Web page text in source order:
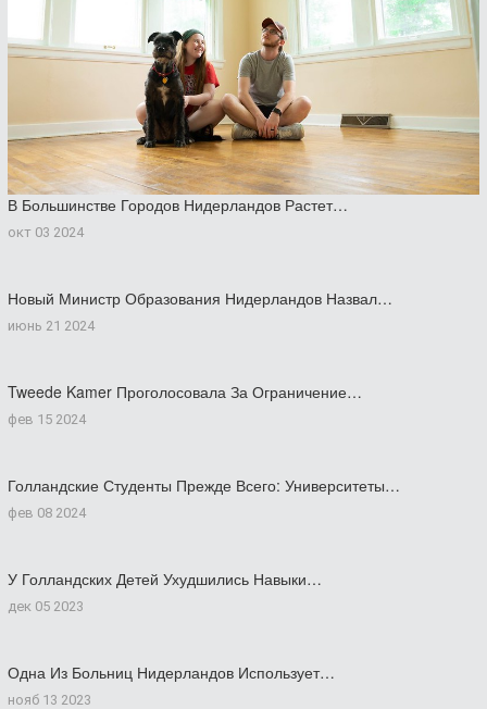
В Большинстве Городов Нидерландов Растет…
окт 03 2024
Новый Министр Образования Нидерландов Назвал…
июнь 21 2024
Tweede Kamer Проголосовала За Ограничение…
фев 15 2024
Голландские Студенты Прежде Всего: Университеты…
фев 08 2024
У Голландских Детей Ухудшились Навыки…
дек 05 2023
Одна Из Больниц Нидерландов Использует…
нояб 13 2023